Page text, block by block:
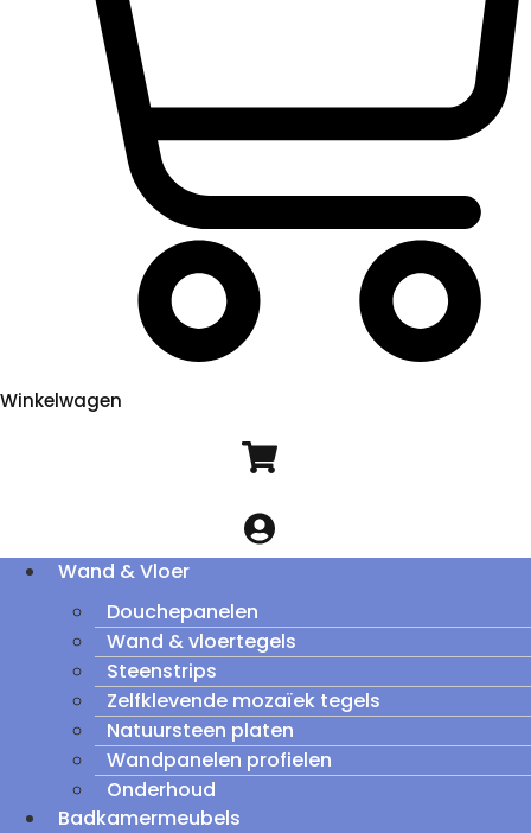
Winkelwagen
Wand & Vloer
Douchepanelen
Wand & vloertegels
Steenstrips
Zelfklevende mozaïek tegels
Natuursteen platen
Wandpanelen profielen
Onderhoud
Badkamermeubels